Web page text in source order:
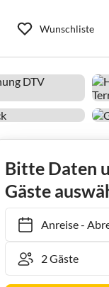
Wunschliste
Bitte Daten
Gäste
Anreise-